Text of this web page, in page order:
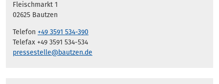
Fleischmarkt 1
02625 Bautzen
Telefon +49 3591 534-390
Telefax +49 3591 534-534
pressestelle@bautzen.de